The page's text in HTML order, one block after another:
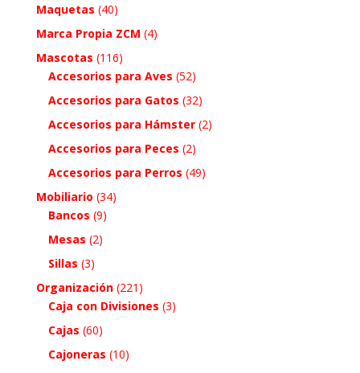
Maquetas (40)
Marca Propia ZCM (4)
Mascotas (116)
Accesorios para Aves (52)
Accesorios para Gatos (32)
Accesorios para Hámster (2)
Accesorios para Peces (2)
Accesorios para Perros (49)
Mobiliario (34)
Bancos (9)
Mesas (2)
Sillas (3)
Organización (221)
Caja con Divisiones (3)
Cajas (60)
Cajoneras (10)